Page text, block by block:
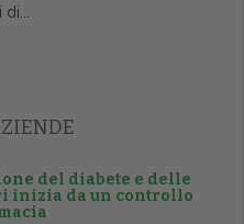
del diabete e delle
inizia da un controllo